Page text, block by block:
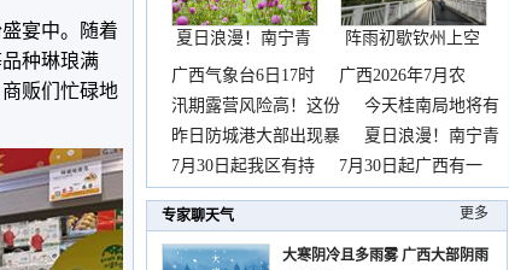
宴中。随着
种琳琅满
贩们忙碌地
夏日浪漫！南宁青
秀山
阵雨初歇钦州上空
邂逅
广西气象台6日17时
广西2026年7月农
汛期露营风险高！这份
今天桂南局地将有
暴雨
昨日防城港大部出现暴
夏日浪漫！南宁青
秀山
7月30日起我区有持 7月30日起广西有一
专家聊天气 更多
大寒阴冷且多雨雾 广西大部阴雨